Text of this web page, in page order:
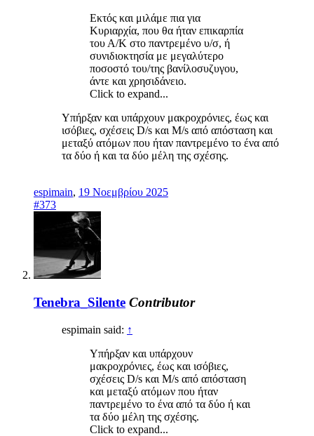
Εκτός και μιλάμε πια για
Κυριαρχία, που θα ήταν επικαρπία
του Α/Κ στο παντρεμένο υ/σ, ή
συνιδιοκτησία με μεγαλύτερο
ποσοστό του/της βανίλοσυζυγου,
άντε και χρησιδάνειο.
Click to expand...
Υπήρξαν και υπάρχουν μακροχρόνιες, έως και
ισόβιες, σχέσεις D/s και M/s από απόσταση και
μεταξύ ατόμων που ήταν παντρεμένο το ένα από
τα δύο ή και τα δύο μέλη της σχέσης.
espimain, 19 Νοεμβρίου 2025
#373
Tenebra_Silente Contributor
espimain said: ↑
Υπήρξαν και υπάρχουν
μακροχρόνιες, έως και ισόβιες,
σχέσεις D/s και M/s από απόσταση
και μεταξύ ατόμων που ήταν
παντρεμένο το ένα από τα δύο ή και
τα δύο μέλη της σχέσης.
Click to expand...